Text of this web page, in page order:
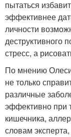
пытаться
эффективнее
личности
деструктивного
стресс, а
По мнению
не только
различные
эффективно при
кишечника,
словам